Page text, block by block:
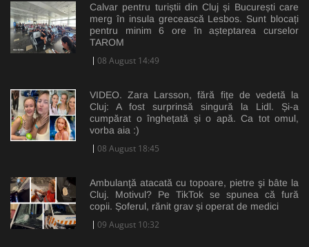
Calvar pentru turiștii din Cluj și București care
merg în insula grecească Lesbos. Sunt blocați
pentru minim 6 ore în așteptarea curselor
TAROM
08 August 14:49
VIDEO. Zara Larsson, fără fițe de vedetă la
Cluj: A fost surprinsă singură la Lidl. Și-a
cumpărat o înghețată și o apă. Ca tot omul,
vorba aia :)
08 August 18:45
Ambulanţă atacată cu topoare, pietre şi bâte la
Cluj. Motivul? Pe TikTok se spunea că fură
copii. Șoferul, rănit grav și operat de medici
09 August 10:32